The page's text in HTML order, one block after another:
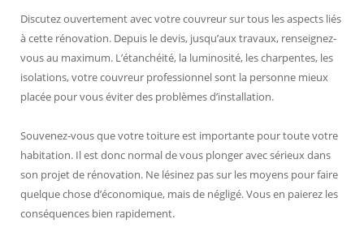
Discutez ouvertement avec votre couvreur sur tous les aspects liés
à cette rénovation. Depuis le devis, jusqu’aux travaux, renseignez-
vous au maximum. L’étanchéité, la luminosité, les charpentes, les
isolations, votre couvreur professionnel sont la personne mieux
placée pour vous éviter des problèmes d’installation.
Souvenez-vous que votre toiture est importante pour toute votre
habitation. Il est donc normal de vous plonger avec sérieux dans
son projet de rénovation. Ne lésinez pas sur les moyens pour faire
quelque chose d’économique, mais de négligé. Vous en paierez les
conséquences bien rapidement.